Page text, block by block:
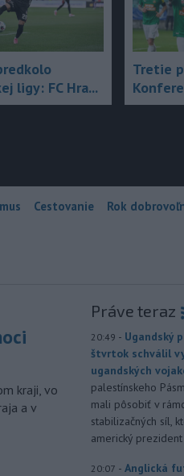
ligy: FC Hra...
Tretie
Cestovanie Rok
kraji, vo
a v
Práve teraz
20:49 - Ugandský
štvrtok schválil
ugandských
palestínskeho
mali pôsobiť v
stabilizačných síl,
americký
20:07 - Anglická